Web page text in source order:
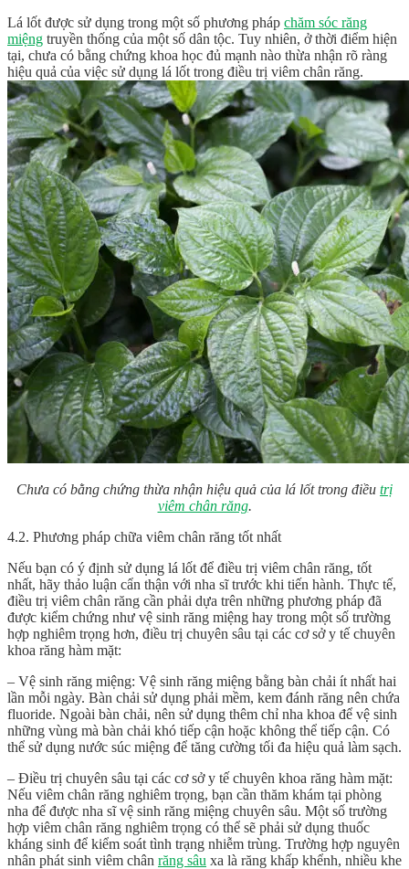
Lá lốt được sử dụng trong một số phương pháp chăm sóc răng
miệng truyền thống của một số dân tộc. Tuy nhiên, ở thời điểm hiện
tại, chưa có bằng chứng khoa học đủ mạnh nào thừa nhận rõ ràng
hiệu quả của việc sử dụng lá lốt trong điều trị viêm chân răng.
Chưa có bằng chứng thừa nhận hiệu quả của lá lốt trong điều trị
viêm chân răng.
4.2. Phương pháp chữa viêm chân răng tốt nhất
Nếu bạn có ý định sử dụng lá lốt để điều trị viêm chân răng, tốt
nhất, hãy thảo luận cẩn thận với nha sĩ trước khi tiến hành. Thực tế,
điều trị viêm chân răng cần phải dựa trên những phương pháp đã
được kiểm chứng như vệ sinh răng miệng hay trong một số trường
hợp nghiêm trọng hơn, điều trị chuyên sâu tại các cơ sở y tế chuyên
khoa răng hàm mặt:
– Vệ sinh răng miệng: Vệ sinh răng miệng bằng bàn chải ít nhất hai
lần mỗi ngày. Bàn chải sử dụng phải mềm, kem đánh răng nên chứa
fluoride. Ngoài bàn chải, nên sử dụng thêm chỉ nha khoa để vệ sinh
những vùng mà bàn chải khó tiếp cận hoặc không thể tiếp cận. Có
thể sử dụng nước súc miệng để tăng cường tối đa hiệu quả làm sạch.
– Điều trị chuyên sâu tại các cơ sở y tế chuyên khoa răng hàm mặt:
Nếu viêm chân răng nghiêm trọng, bạn cần thăm khám tại phòng
nha để được nha sĩ vệ sinh răng miệng chuyên sâu. Một số trường
hợp viêm chân răng nghiêm trọng có thể sẽ phải sử dụng thuốc
kháng sinh để kiểm soát tình trạng nhiễm trùng. Trường hợp nguyên
nhân phát sinh viêm chân răng sâu xa là răng khấp khểnh, nhiều khe